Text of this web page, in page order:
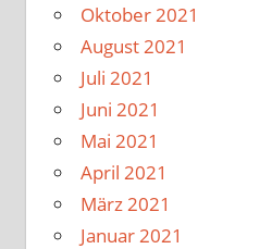
Oktober 2021
August 2021
Juli 2021
Juni 2021
Mai 2021
April 2021
März 2021
Januar 2021